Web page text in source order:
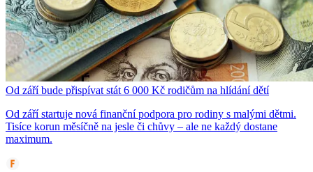
Od září bude přispívat stát 6 000 Kč rodičům na hlídání dětí
Od září startuje nová finanční podpora pro rodiny s malými dětmi.
Tisíce korun měsíčně na jesle či chůvy – ale ne každý dostane
maximum.